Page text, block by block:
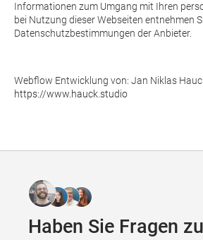
Informationen zum Umgang mit Ihren
bei Nutzung dieser Webseiten entnehmen
Datenschutzbestimmungen der Anbieter.
Webflow Entwicklung von: Jan Niklas
https://www.hauck.studio
Haben Sie Fragen